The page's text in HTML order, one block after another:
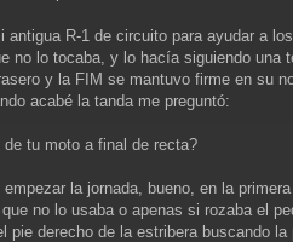
R-1 de circuito para ayudar a
no lo tocaba, y lo hacía siguiendo
y la FIM se mantuvo firme en
acabé la tanda me preguntó:
tu moto a final de recta?
la jornada, bueno, en la
no lo usaba o apenas si rozaba el
derecho de la estribera buscando la